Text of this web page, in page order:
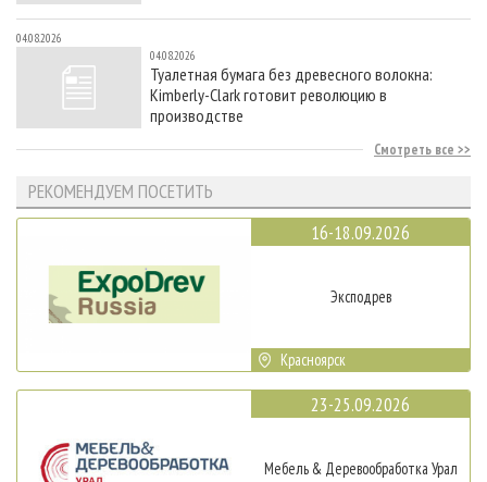
04.08.2026
04.08.2026
Туалетная бумага без древесного волокна:
Kimberly-Clark готовит революцию в
производстве
Смотреть все
РЕКОМЕНДУЕМ ПОСЕТИТЬ
16-18.09.2026
Эксподрев
Красноярск
23-25.09.2026
Мебель & Деревообработка Урал